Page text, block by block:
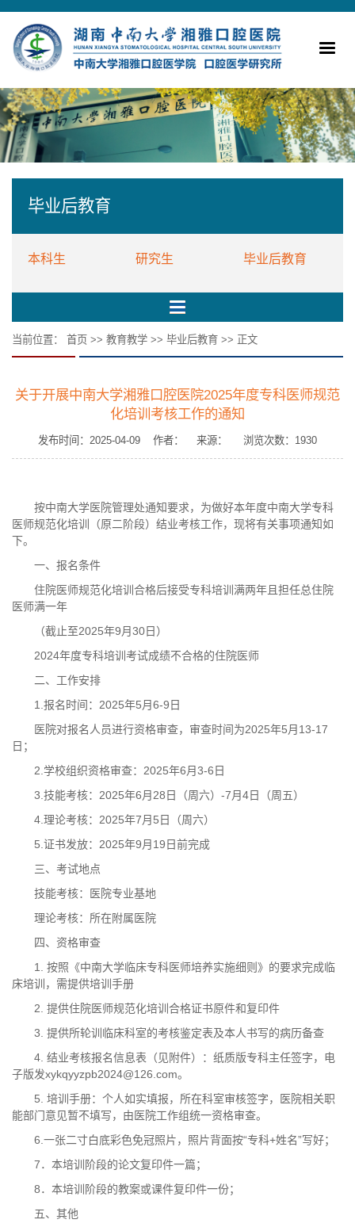
毕业后教育
本科生 研究生 毕业后教育
当前位置： 首页 >> 教育教学 >> 毕业后教育 >> 正文
关于开展中南大学湘雅口腔医院2025年度专科医师规范
化培训考核工作的通知
发布时间：2025-04-09 作者： 来源： 浏览次数： 1930
按中南大学医院管理处通知要求，为做好本年度中南大学专科
医师规范化培训（原二阶段）结业考核工作，现将有关事项通知如
下。
一、报名条件
住院医师规范化培训合格后接受专科培训满两年且担任总住院
医师满一年
（截止至2025年9月30日）
2024年度专科培训考试成绩不合格的住院医师
二、工作安排
1.报名时间：2025年5月6-9日
医院对报名人员进行资格审查，审查时间为2025年5月13-17
日；
2.学校组织资格审查：2025年6月3-6日
3.技能考核：2025年6月28日（周六）-7月4日（周五）
4.理论考核：2025年7月5日（周六）
5.证书发放：2025年9月19日前完成
三、考试地点
技能考核：医院专业基地
理论考核：所在附属医院
四、资格审查
1. 按照《中南大学临床专科医师培养实施细则》的要求完成临
床培训，需提供培训手册
2. 提供住院医师规范化培训合格证书原件和复印件
3. 提供所轮训临床科室的考核鉴定表及本人书写的病历备查
4. 结业考核报名信息表（见附件）：纸质版专科主任签字，电
子版发xykqyyzpb2024@126.com。
5. 培训手册：个人如实填报，所在科室审核签字，医院相关职
能部门意见暂不填写，由医院工作组统一资格审查。
6.一张二寸白底彩色免冠照片，照片背面按“专科+姓名”写好；
7．本培训阶段的论文复印件一篇；
8．本培训阶段的教案或课件复印件一份；
五、其他